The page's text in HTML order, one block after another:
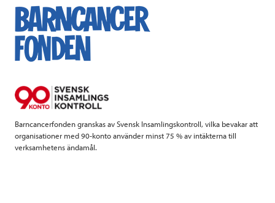
e
b
k
t
t
k
e
Barncancerfonden granskas av Svensk Insamlingskontroll, vilka bevakar att
organisationer med 90-konto använder minst 75 % av intäkterna till
verksamhetens ändamål.